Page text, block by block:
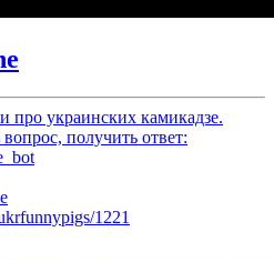
про украинских камикадзе.
получить ответ:
1221